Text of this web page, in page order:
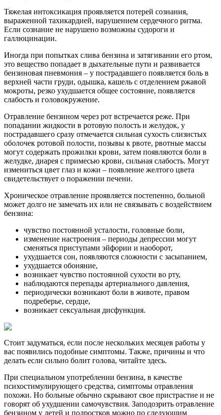
Тяжелая интоксикация проявляется потерей сознания,
выраженной тахикардией, нарушением сердечного ритма.
Если сознание не нарушено возможны судороги и
галлюцинации.
Иногда при попытках слива бензина и затягивании его ртом,
это вещество попадает в дыхательные пути и развивается
бензиновая пневмония – у пострадавшего появляется боль в
верхней части груди, одышка, кашель с отделением ржавой
мокроты, резко ухудшается общее состояние, появляется
слабость и головокружение.
Отравление бензином через рот встречается реже. При
попадании жидкости в ротовую полость и желудок, у
пострадавшего сразу отмечается сильная сухость слизистых
оболочек ротовой полости, позывы к рвоте, рвотные массы
могут содержать прожилки крови, затем появляются боли в
желудке, диарея с примесью крови, сильная слабость. Могут
измениться цвет глаз и кожи – появление желтого цвета
свидетельствует о поражении печени.
Хроническое отравление проявляется постепенно, больной
может долго не замечать их или не связывать с воздействием
бензина:
чувство постоянной усталости, головные боли,
изменение настроения – периоды депрессии могут
сменяться приступами эйфории и наоборот,
ухудшается сон, появляются сложности с засыпанием,
ухудшается обоняние,
возникает чувство постоянной сухости во рту,
наблюдаются перепады артериального давления,
периодически возникают боли в животе, правом
подреберье, сердце,
возникает сексуальная дисфункция.
Стоит задуматься, если после нескольких месяцев работы у
вас появились подобные симптомы. Также, причины и что
делать если сильно болит голова, читайте здесь.
При специальном употреблении бензина, в качестве
психостимулирующего средства, симптомы отравления
похожи. Но больные обычно скрывают свое пристрастие и не
говорят об ухудшении самочувствия. Заподозрить отравление
бензином у детей и подростков можно по следующим